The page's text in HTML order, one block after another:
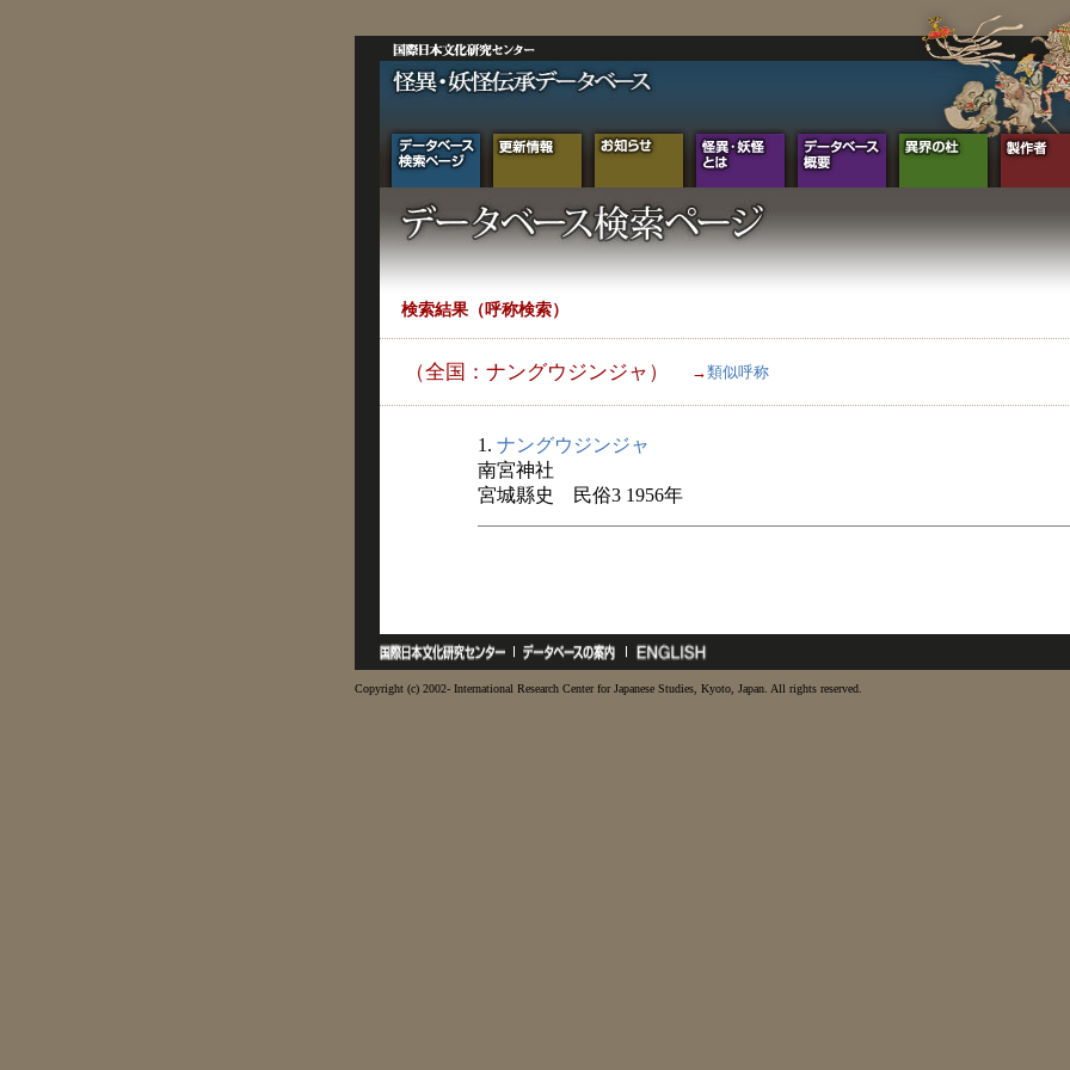
検索結果（呼称検索）
（全国：ナングウジンジャ） →類似呼称
1. ナングウジンジャ
南宮神社
宮城縣史 民俗3 1956年
Copyright (c) 2002- International Research Center for Japanese Studies, Kyoto, Japan. All rights reserved.